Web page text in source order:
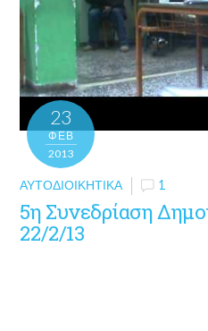
23
ΦΕΒ
2013
ΑΥΤΟΔΙΟΙΚΗΤΙΚΆ 1
5η Συνεδρίαση
22/2/13